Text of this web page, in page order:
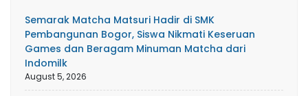
Semarak Matcha Matsuri Hadir di SMK
Pembangunan Bogor, Siswa Nikmati Keseruan
Games dan Beragam Minuman Matcha dari
Indomilk
August 5, 2026